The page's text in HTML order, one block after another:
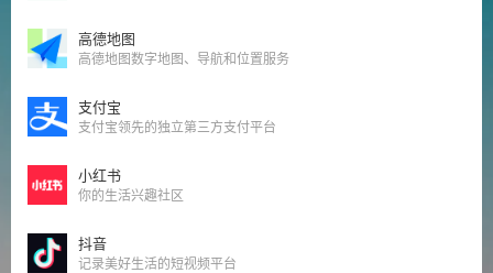
高德地图
高德地图数字地图、导航和位置服务
支付宝
支付宝领先的独立第三方支付平台
小红书
你的生活兴趣社区
抖音
记录美好生活的短视频平台